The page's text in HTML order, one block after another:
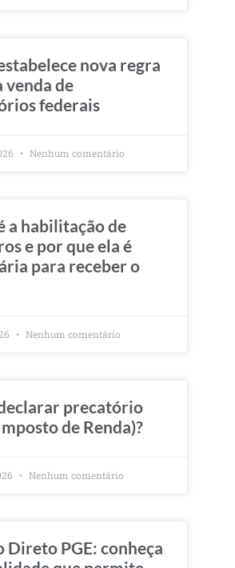
nova regra
venda de
federais
Nenhum comentário
a habilitação de
e por que ela é
para receber o
Nenhum comentário
precatório
de Renda)?
Nenhum comentário
Direto PGE: conheça